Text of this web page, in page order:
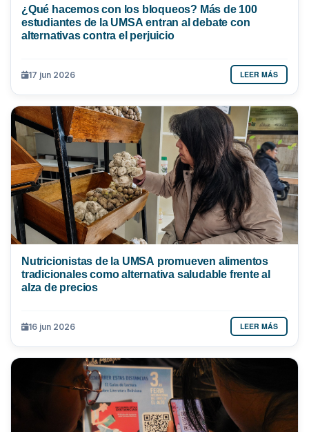
¿Qué hacemos con los bloqueos? Más de 100
estudiantes de la UMSA entran al debate con
alternativas contra el perjuicio
17 jun 2026 LEER MÁS
Nutricionistas de la UMSA promueven alimentos
tradicionales como alternativa saludable frente al
alza de precios
16 jun 2026 LEER MÁS